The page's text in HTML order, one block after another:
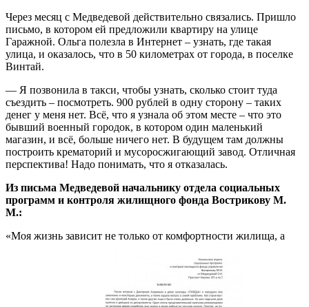
Через месяц с Медведевой действительно связались. Пришло
письмо, в котором ей предложили квартиру на улице
Гаражной. Ольга полезла в Интернет – узнать, где такая
улица, и оказалось, что в 50 километрах от города, в поселке
Винтай.
— Я позвонила в такси, чтобы узнать, сколько стоит туда
съездить – посмотреть. 900 рублей в одну сторону – таких
денег у меня нет. Всё, что я узнала об этом месте – что это
бывший военный городок, в котором один маленький
магазин, и всё, больше ничего нет. В будущем там должны
построить крематорий и мусоросжигающий завод. Отличная
перспектива! Надо понимать, что я отказалась.
Из письма Медведевой начальнику отдела социальных
программ и контроля жилищного фонда Вострикову М.
М.:
«Моя жизнь зависит не только от комфортности жилища, а